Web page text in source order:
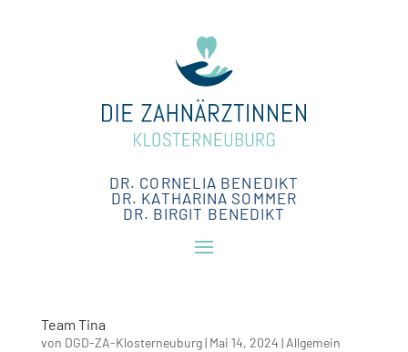
DR. CORNELIA BENEDIKT
DR. KATHARINA SOMMER
DR. BIRGIT BENEDIKT
Team Tina
von DGD-ZA-Klosterneuburg| Mai 14, 2024 | Allgemein